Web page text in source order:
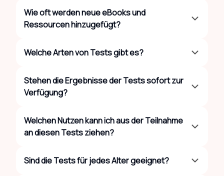
Wie oft werden neue eBooks und
Ressourcen hinzugefügt?
Welche Arten von Tests gibt es?
Stehen die Ergebnisse der Tests sofort zur
Verfügung?
Welchen Nutzen kann ich aus der Teilnahme
an diesen Tests ziehen?
Sind die Tests für jedes Alter geeignet?